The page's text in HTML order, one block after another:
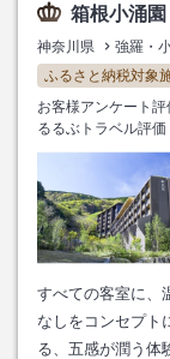
箱根小涌
神奈川県 強羅・
ふるさと納税対象
お客様アンケート評
るるぶトラベル評価
すべての客室に、
なしをコンセプト
る、五感が潤う体